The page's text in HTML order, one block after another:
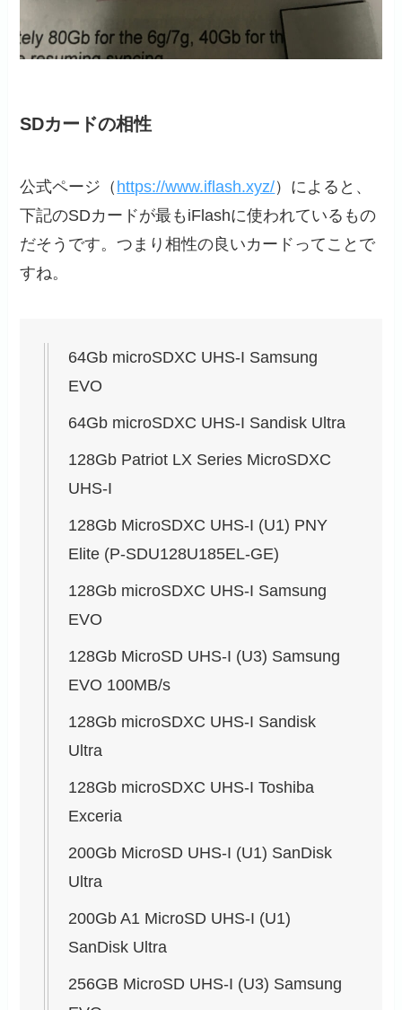
SDカードの相性
公式ページ（ https://www.iflash.xyz/）によると、
下記のSDカードが最もiFlashに使われているもの
だそうです。つまり相性の良いカードってことで
すね。
64Gb microSDXC UHS-I Samsung
EVO
64Gb microSDXC UHS-I Sandisk Ultra
128Gb Patriot LX Series MicroSDXC
UHS-I
128Gb MicroSDXC UHS-I (U1) PNY
Elite (P-SDU128U185EL-GE)
128Gb microSDXC UHS-I Samsung
EVO
128Gb MicroSD UHS-I (U3) Samsung
EVO 100MB/s
128Gb microSDXC UHS-I Sandisk
Ultra
128Gb microSDXC UHS-I Toshiba
Exceria
200Gb MicroSD UHS-I (U1) SanDisk
Ultra
200Gb A1 MicroSD UHS-I (U1)
SanDisk Ultra
256GB MicroSD UHS-I (U3) Samsung